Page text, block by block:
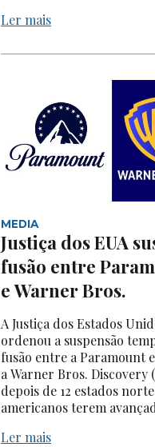
Ler mais
MEDIA
Justiça dos EUA
fusão entre
e Warner Bros.
A Justiça dos Estados
ordenou a suspensão
fusão entre a Paramount e
a Warner Bros. Discovery
depois de 12 estados
americanos terem
Ler mais